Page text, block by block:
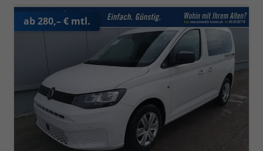
ab 280,– € mtl.